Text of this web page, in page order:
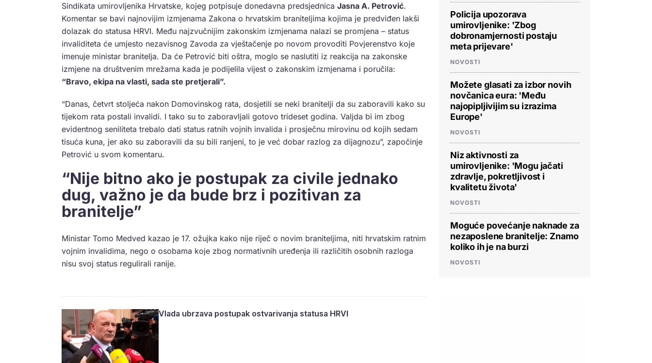
Sindikata umirovljenika Hrvatske, kojeg potpisuje donedavna predsjednica Jasna A. Petrović.
Komentar se bavi najnovijim izmjenama Zakona o hrvatskim braniteljima kojima je predviđen lakši
dolazak do statusa HRVI. Među najzvučnijim zakonskim izmjenama nalazi se promjena – status
invaliditeta će umjesto nezavisnog Zavoda za vještačenje po novom provoditi Povjerenstvo koje
imenuje ministar branitelja. Da će Petrović biti oštra, moglo se naslutiti iz reakcija na zakonske
izmjene na društvenim mrežama kada je podijelila vijest o zakonskim izmjenama i poručila:
“Bravo, ekipa na vlasti, sada ste pretjerali”.
“Danas, četvrt stoljeća nakon Domovinskog rata, dosjetili se neki branitelji da su zaboravili kako su
tijekom rata postali invalidi. I tako su to zaboravljali gotovo trideset godina. Valjda bi im zbog
evidentnog seniliteta trebalo dati status ratnih vojnih invalida i prosječnu mirovinu od kojih sedam
tisuća kuna, jer ako su zaboravili da su bili ranjeni, to je već dobar razlog za dijagnozu”, započinje
Petrović u svom komentaru.
“Nije bitno ako je postupak za civile jednako
dug, važno je da bude brz i pozitivan za
branitelje”
Ministar Tomo Medved kazao je 17. ožujka kako nije riječ o novim braniteljima, niti hrvatskim ratnim
vojnim invalidima, nego o osobama koje zbog normativnih uređenja ili različitih osobnih razloga
nisu svoj status regulirali ranije.
Vlada ubrzava postupak ostvarivanja statusa HRVI
Policija upozorava
umirovljenike: 'Zbog
dobronamjernosti postaju
meta prijevare'
NOVOSTI
Možete glasati za izbor novih
novčanica eura: 'Među
najopipljivijim su izrazima
Europe'
NOVOSTI
Niz aktivnosti za
umirovljenike: 'Mogu jačati
zdravlje, pokretljivost i
kvalitetu života'
NOVOSTI
Moguće povećanje naknade za
nezaposlene branitelje: Znamo
koliko ih je na burzi
NOVOSTI